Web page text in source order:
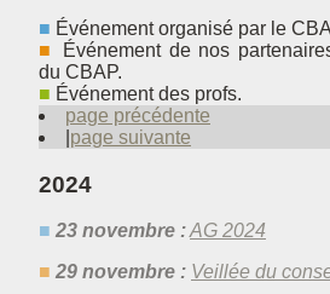
Événement organisé par le
Événement de nos
du CBAP.
Événement des profs.
page précédente
page suivante
2024
23 novembre :AG 2024
29 novembre : Veillée du